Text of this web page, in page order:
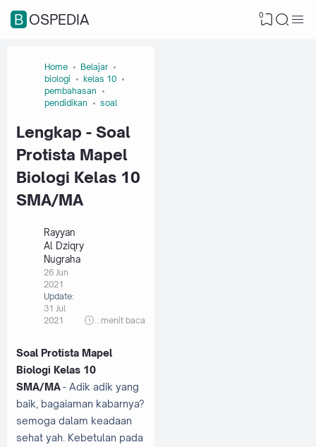
BOSPEDIA 0
Home
Belajar
biologi
kelas 10
pembahasan
pendidikan
soal
Lengkap - Soal
Protista Mapel
Biologi Kelas 10
SMA/MA
Rayyan
Al Dziqry
Nugraha
26 Jun
2021
Update:
31 Jul
2021
menit baca
Soal Protista Mapel
Biologi Kelas 10
SMA/MA- Adik adik yang
baik, bagaiaman kabarnya?
semoga dalam keadaan
sehat yah. Kebetulan pada